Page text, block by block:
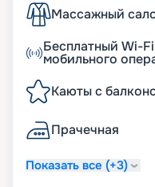
Массажный
Бесплатный Wi-
мобильного
Каюты с
Прачечная
Показать все (+3)